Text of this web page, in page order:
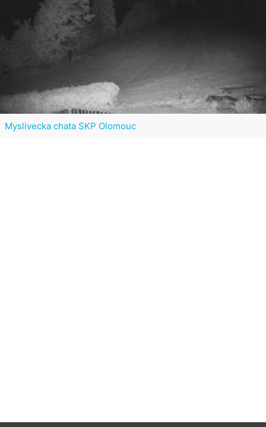
Myslivecka chata SKP Olomouc